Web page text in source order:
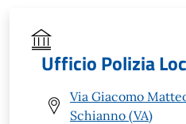
Ufficio Polizia
Via Giacomo
Schianno (VA)